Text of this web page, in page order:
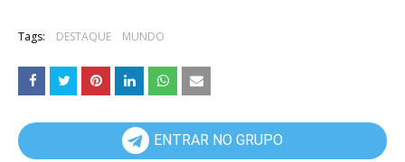
Tags: DESTAQUE MUNDO
ENTRAR NO GRUPO